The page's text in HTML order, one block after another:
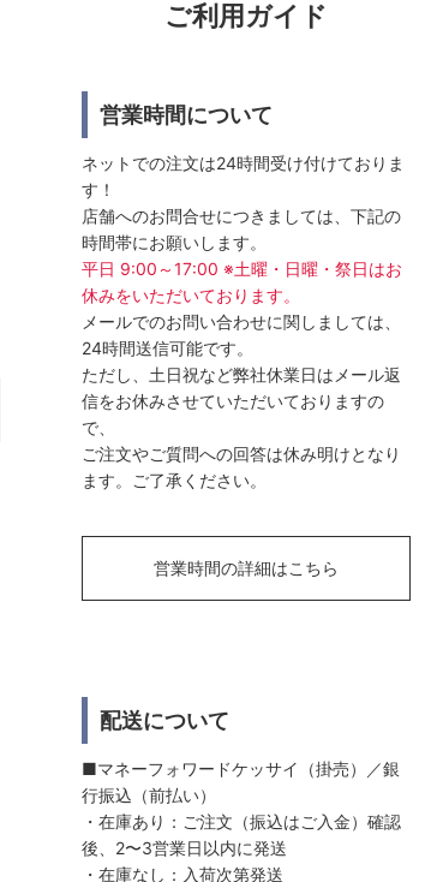
ご利用ガイド
営業時間について
ネットでの注文は24時間受け付けておりま
す！
店舗へのお問合せにつきましては、下記の
時間帯にお願いします。
平日 9:00～17:00 ※土曜・日曜・祭日はお
休みをいただいております。
メールでのお問い合わせに関しましては、
24時間送信可能です。
ただし、土日祝など弊社休業日はメール返
信をお休みさせていただいておりますの
で、
ご注文やご質問への回答は休み明けとなり
ます。ご了承ください。
営業時間の詳細はこちら
配送について
■マネーフォワードケッサイ（掛売）／銀
行振込（前払い）
・在庫あり：ご注文（振込はご入金）確認
後、2〜3営業日以内に発送
・在庫なし：入荷次第発送